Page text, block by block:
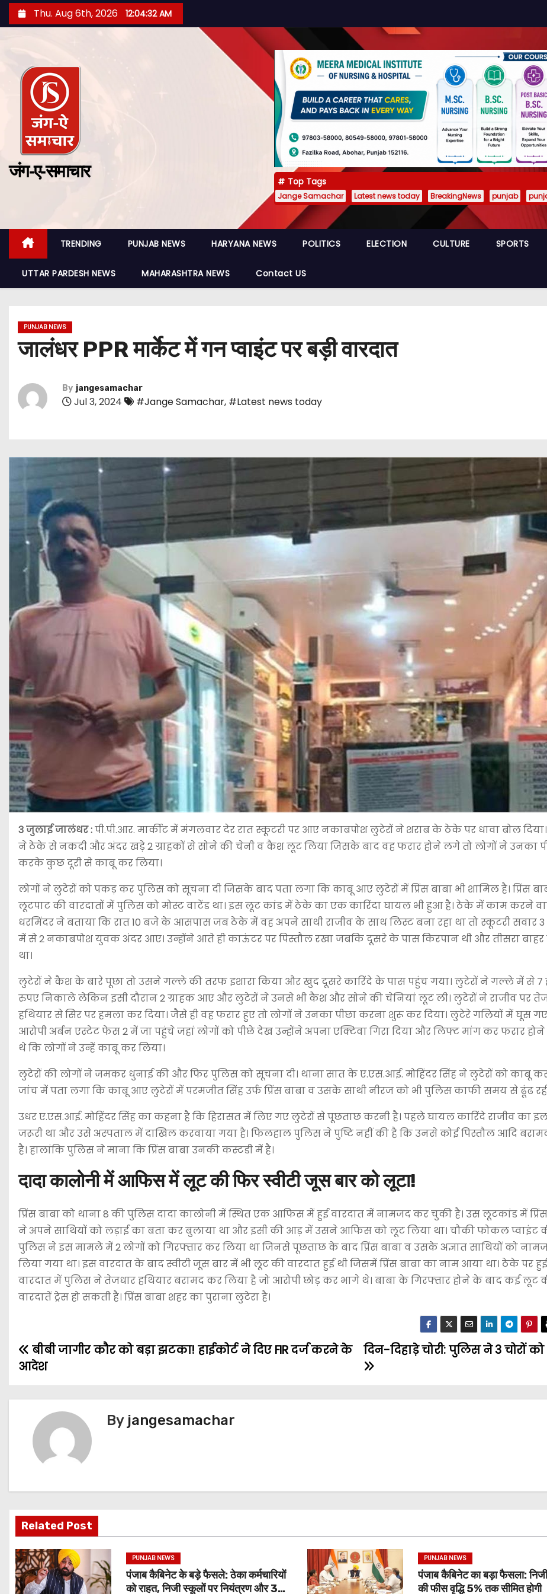
Thu. Aug 6th, 2026 12:04:33 AM
जंग-ए-समाचार
Top Tags
Jange Samachar Latest news today BreakingNews punjab
TRENDING PUNJAB NEWS HARYANA NEWS POLITICS ELECTION CULTURE SPORTS
UTTAR PARDESH NEWS MAHARASHTRA NEWS Contact US
PUNJAB NEWS
जालंधर PPR मार्केट में गन प्वाइंट पर बड़ी वारदात
By jangesamachar
Jul 3, 2024 #Jange Samachar, #Latest news today
3 जुलाई जालंधर :पी.पी.आर. मार्कीट में मंगलवार देर रात स्कूटरी पर आए नकाबपोश लुटेरों ने शराब के ठेके पर धावा बोल
ने ठेके से नकदी और अंदर खड़े 2 ग्राहकों से सोने की चेनी व कैश लूट लिया जिसके बाद वह फरार होने लगे तो लोगों ने उनका
करके कुछ दूरी से काबू कर लिया।
लोगों ने लुटेरों को पकड़ कर पुलिस को सूचना दी जिसके बाद पता लगा कि काबू आए लुटेरों में प्रिंस बाबा भी शामिल है। प्रिंस
लूटपाट की वारदातों में पुलिस को मोस्ट वाटेंड था। इस लूट कांड में ठेके का एक कारिंदा घायल भी हुआ है। ठेके में काम करने
धरमिंदर ने बताया कि रात 10 बजे के आसपास जब ठेके में वह अपने साथी राजीव के साथ लिस्ट बना रहा था तो स्कूटरी सवार 3
में से 2 नकाबपोश युवक अंदर आए। उन्होंने आते ही काऊंटर पर पिस्तौल रखा जबकि दूसरे के पास किरपान थी और तीसरा बाहर
था।
लुटेरों ने कैश के बारे पूछा तो उसने गल्ले की तरफ इशारा किया और खुद दूसरे कारिंदे के पास पहुंच गया। लुटेरों ने गल्ले में से 7
रुपए निकाले लेकिन इसी दौरान 2 ग्राहक आए और लुटेरों ने उनसे भी कैश और सोने की चेनियां लूट ली। लुटेरों ने राजीव पर
हथियार से सिर पर हमला कर दिया। जैसे ही वह फरार हुए तो लोगों ने उनका पीछा करना शुरू कर दिया। लुटेरे गलियों में घूस
आरोपी अर्बन एस्टेट फेस 2 में जा पहुंचे जहां लोगों को पीछे देख उन्होंने अपना एक्टिवा गिरा दिया और लिफ्ट मांग कर फरार होने
थे कि लोगों ने उन्हें काबू कर लिया।
लुटेरों की लोगों ने जमकर धुनाई की और फिर पुलिस को सूचना दी। थाना सात के ए.एस.आई. मोहिंदर सिंह ने लुटेरों को काबू कर
जांच में पता लगा कि काबू आए लुटेरों में परमजीत सिंह उर्फ प्रिंस बाबा व उसके साथी नीरज को भी पुलिस काफी समय से ढूंढ रही
उधर ए.एस.आई. मोहिंदर सिंह का कहना है कि हिरासत में लिए गए लुटेरों से पूछताछ करनी है। पहले घायल कारिंदे राजीव का
जरूरी था और उसे अस्पताल में दाखिल करवाया गया है। फिलहाल पुलिस ने पुष्टि नहीं की है कि उनसे कोई पिस्तौल आदि
है। हालांकि पुलिस ने माना कि प्रिंस बाबा उनकी कस्टडी में है।
दादा कालोनी में आफिस में लूट की फिर स्वीटी जूस बार को लूटा!
प्रिंस बाबा को थाना 8 की पुलिस दादा कालोनी में स्थित एक आफिस में हुई वारदात में नामजद कर चुकी है। उस लूटकांड में
ने अपने साथियों को लड़ाई का बता कर बुलाया था और इसी की आड़ में उसने आफिस को लूट लिया था। चौकी फोकल प्वाइंट
पुलिस ने इस मामले में 2 लोगों को गिरफ्तार कर लिया था जिनसे पूछताछ के बाद प्रिंस बाबा व उसके अज्ञात साथियों को
लिया गया था। इस वारदात के बाद स्वीटी जूस बार में भी लूट की वारदात हुई थी जिसमें प्रिंस बाबा का नाम आया था। ठेके पर हुई
वारदात में पुलिस ने तेजधार हथियार बरामद कर लिया है जो आरोपी छोड़ कर भागे थे। बाबा के गिरफ्तार होने के बाद कई लूट
वारदातें ट्रेस हो सकती है। प्रिंस बाबा शहर का पुराना लुटेरा है।
दिन-दिहाड़े चोरी: पुलिस ने 3 चोरों
बीबी जागीर कौर को बड़ा झटका! हाईकोर्ट ने दिए FIR दर्ज करने के
आदेश
By jangesamachar
Related Post
PUNJAB NEWS
पंजाब कैबिनेट के बड़े फैसले: ठेका कर्मचारियों
को राहत, निजी स्कूलों पर नियंत्रण और 3
PUNJAB NEWS
पंजाब कैबिनेट का बड़ा फैसला:
की फीस वृद्धि 5% तक सीमित होगी